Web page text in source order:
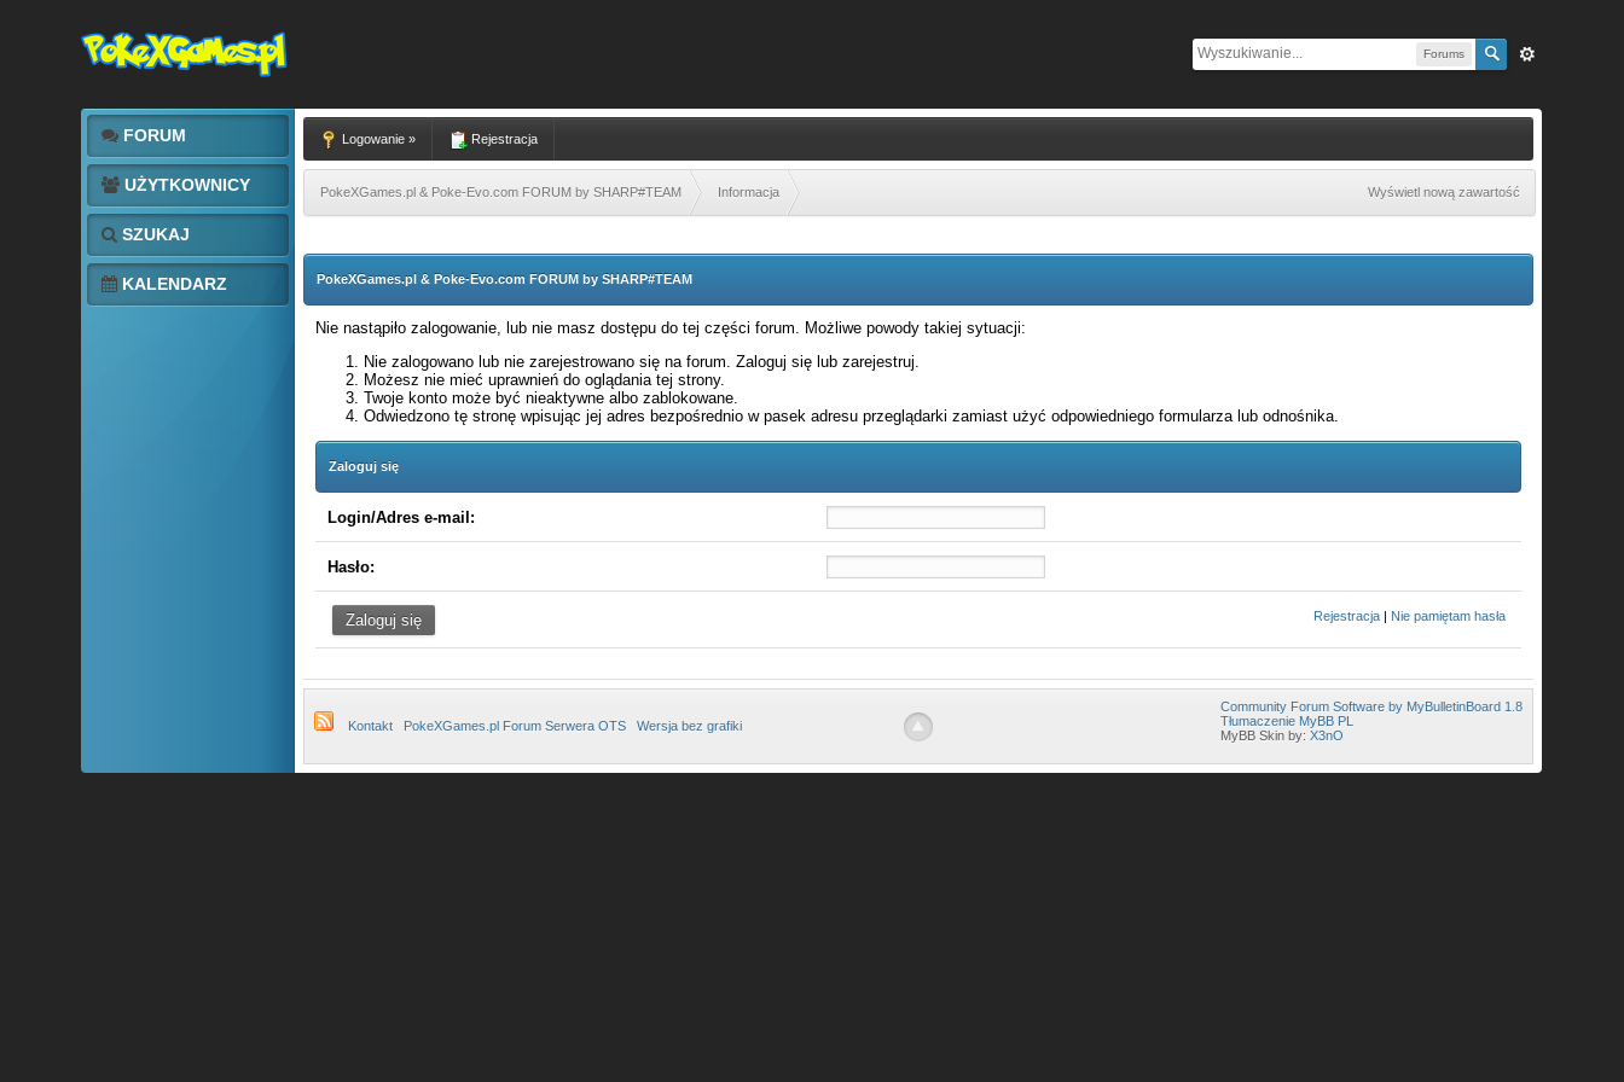
Forums
FORUM
UŻYTKOWNICY
SZUKAJ
KALENDARZ
Logowanie » Rejestracja
PokeXGames.pl & Poke-Evo.com FORUM by SHARP#TEAM Informacja Wyświetl nową zawartość
PokeXGames.pl & Poke-Evo.com FORUM by SHARP#TEAM
Nie nastąpiło zalogowanie, lub nie masz dostępu do tej części forum. Możliwe powody takiej sytuacji:
Nie zalogowano lub nie zarejestrowano się na forum. Zaloguj się lub zarejestruj.
Możesz nie mieć uprawnień do oglądania tej strony.
Twoje konto może być nieaktywne albo zablokowane.
Odwiedzono tę stronę wpisując jej adres bezpośrednio w pasek adresu przeglądarki zamiast użyć odpowiedniego formularza lub odnośnika.
Zaloguj się
Login/Adres e-mail:
Hasło:
Rejestracja | Nie pamiętam hasła
Kontakt PokeXGames.pl Forum Serwera OTS Wersja bez grafiki
Community Forum Software by MyBulletinBoard 1.8
Tłumaczenie MyBB PL
MyBB Skin by:X3nO